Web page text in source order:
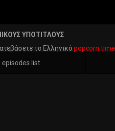
ΥΠΟΤΙΤΛΟΥΣ
το Ελληνικό popcorn time.
episodes list